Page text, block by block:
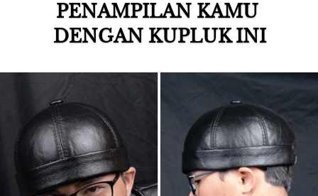
PENAMPILAN KAMU
DENGAN KUPLUK INI